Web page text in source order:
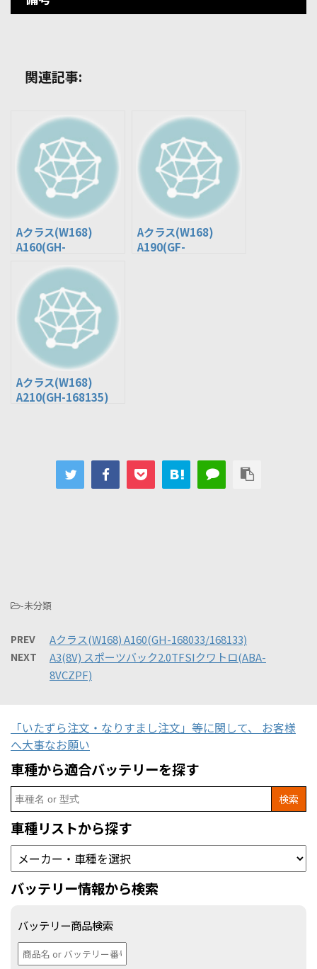
関連記事:
Aクラス(W168)
A160(GH-
Aクラス(W168)
A190(GF-
Aクラス(W168)
A210(GH-168135)
-未分類
PREV Aクラス(W168) A160(GH-168033/168133)
NEXT
A3(8V) スポーツバック2.0TFSIクワトロ(ABA-
8VCZPF)
「いたずら注文・なりすまし注文」等に関して、 お客様
へ大事なお願い
車種から適合バッテリーを探す
Search
for:
車種リストから探す
バッテリー情報から検索
バッテリー商品検索